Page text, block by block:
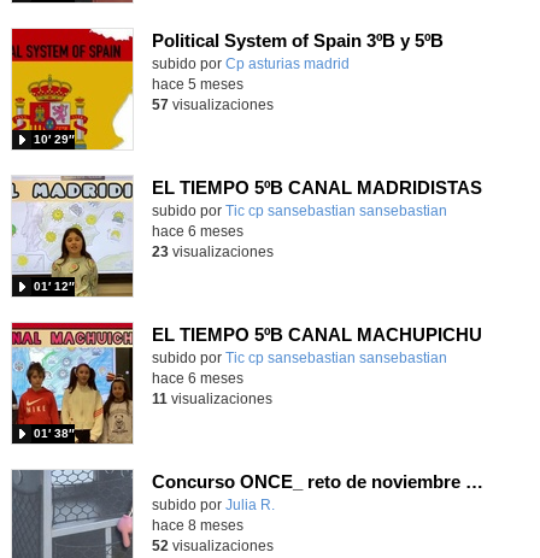
Political System of Spain 3ºB y 5ºB-
Contenido educativo.
subido por Cp asturias madrid
10′ 29″
hace 5 meses
57visualizaciones
EL TIEMPO 5ºB CANAL MADRIDISTAS
Contenido educativo.
subido por Tic cp sansebastian sansebastian
01′ 12″
hace 6 meses
23visualizaciones
EL TIEMPO 5ºB CANAL MACHUPICHU
Contenido educativo.
subido por Tic cp sansebastian sansebastian
01′ 38″
hace 6 meses
11 visualizaciones
Concurso ONCE_ reto de noviembre (discapacidad motora) 5ºB
Contenido educativo.
subido por Julia R.
hace 8 meses
52 visualizaciones